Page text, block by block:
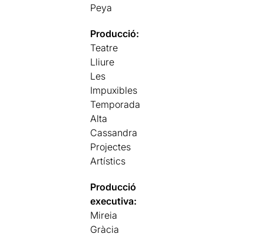
Peya
Producció:
Teatre
Lliure
Les
Impuxibles
Temporada
Alta
Cassandra
Projectes
Artístics
Producció
executiva:
Mireia
Gràcia